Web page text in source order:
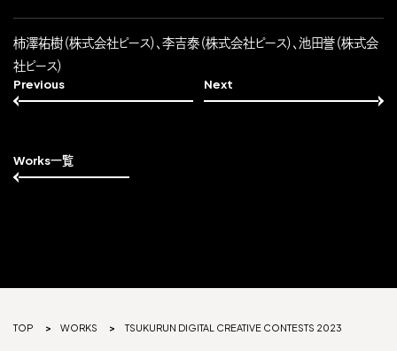
Next
Previous
Works一覧
柿澤祐樹（株式会社ピース）、李吉泰（株式会社ピース）、池田誉（株式会
社ピース）
TOP WORKS TSUKURUN DIGITAL CREATIVE CONTESTS 2023